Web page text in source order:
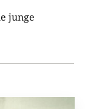
junge